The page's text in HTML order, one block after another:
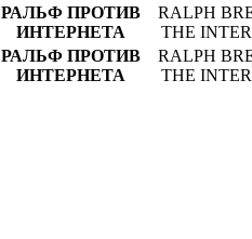
РАЛЬФ ПРОТИВ
ИНТЕРНЕТА
RALPH
THE
РАЛЬФ ПРОТИВ
ИНТЕРНЕТА
RALPH
THE